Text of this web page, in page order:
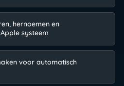
hernoemen en
systeem
voor automatisch